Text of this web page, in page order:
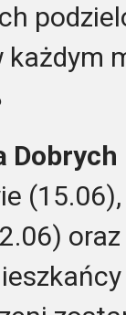
Dobrych
oraz